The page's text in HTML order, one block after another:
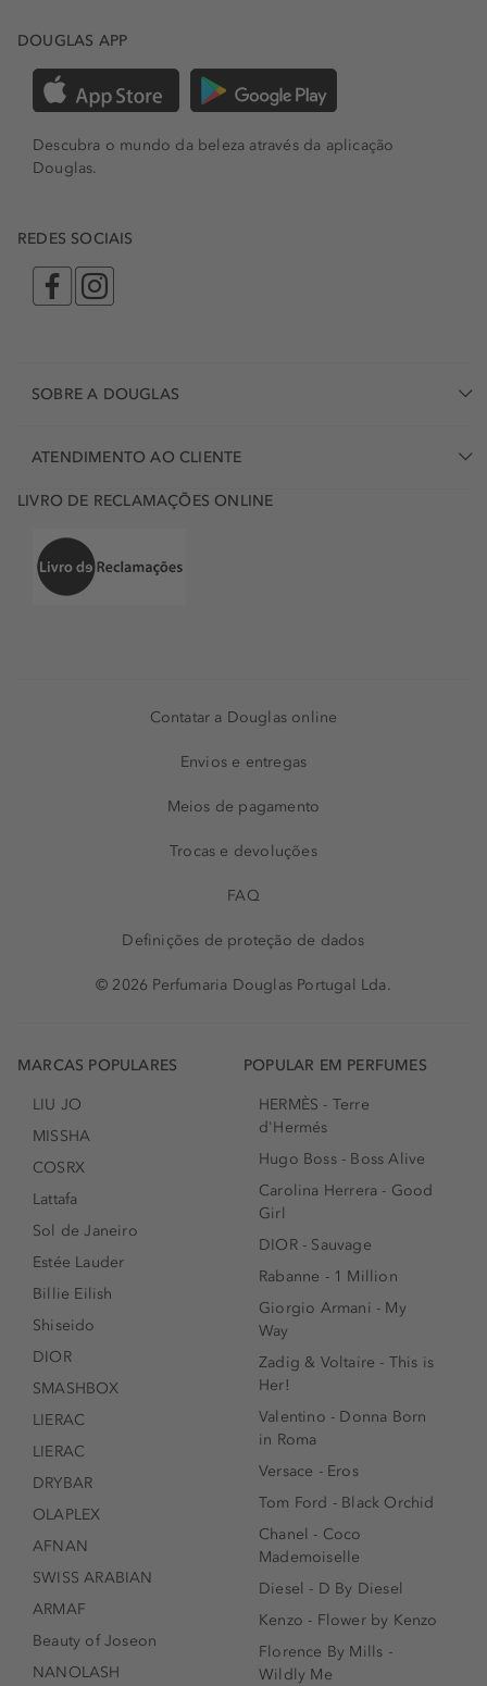
DOUGLAS APP
Descubra o mundo da beleza através da aplicação
Douglas.
REDES SOCIAIS
SOBRE A DOUGLAS
ATENDIMENTO AO CLIENTE
LIVRO DE RECLAMAÇÕES ONLINE
Contatar a Douglas online
Envios e entregas
Meios de pagamento
Trocas e devoluções
FAQ
Definições de proteção de dados
© 2026 Perfumaria Douglas Portugal Lda.
MARCAS POPULARES
LIU JO
MISSHA
COSRX
Lattafa
Sol de Janeiro
Estée Lauder
Billie Eilish
Shiseido
DIOR
SMASHBOX
LIERAC
LIERAC
DRYBAR
OLAPLEX
AFNAN
SWISS ARABIAN
ARMAF
Beauty of Joseon
NANOLASH
POPULAR EM PERFUMES
HERMÈS - Terre
d'Hermés
Hugo Boss - Boss Alive
Carolina Herrera - Good
Girl
DIOR - Sauvage
Rabanne - 1 Million
Giorgio Armani - My
Way
Zadig & Voltaire - This is
Her!
Valentino - Donna Born
in Roma
Versace - Eros
Tom Ford - Black Orchid
Chanel - Coco
Mademoiselle
Diesel - D By Diesel
Kenzo - Flower by Kenzo
Florence By Mills -
Wildly Me